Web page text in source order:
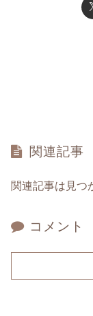
関連記事
関連記事は見つ
コメント